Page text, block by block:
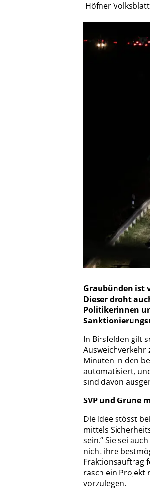
Höfner Volksblatt
Graubünden ist
Dieser droht
Politikerinnen
In Birsfelden gilt
Ausweichverkehr
Minuten in den
automatisiert,
sind davon
SVP und Grüne
Die Idee stösst
mittels
sein.“ Sie sei
nicht ihre
Fraktionsauftrag
rasch ein Projekt
vorzulegen.